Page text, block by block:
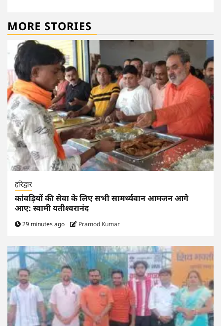
MORE STORIES
हरिद्वार
कांवड़ियों की सेवा के लिए सभी सामर्थ्यवान आमजन आगे
आए: स्वामी यतीश्वरानंद
29 minutes ago Pramod Kumar